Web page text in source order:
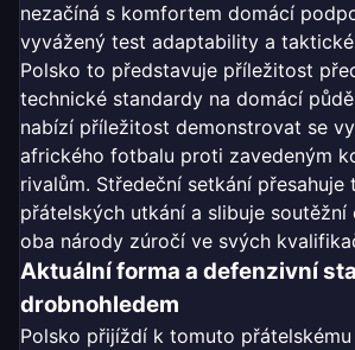
nezačíná s komfortem domácí
vyvážený test adaptability a
Polsko to představuje příležitost
technické standardy na domácí
nabízí příležitost demonstrovat se
afrického fotbalu proti zavedeným
rivalům. Středeční setkání
přátelských utkání a slibuje
oba národy zúročí ve svých
Aktuální forma a defenzivní
drobnohledem
Polsko přijíždí k tomuto